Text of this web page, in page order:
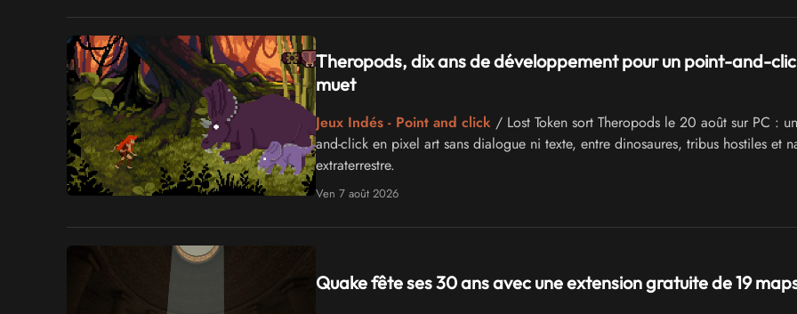
Theropods, dix ans de développement pour un point-and-
muet
Jeux Indés - Point and click/ Lost Token sort Theropods le 20 août sur PC :
and-click en pixel art sans dialogue ni texte, entre dinosaures, tribus hostiles et
extraterrestre.
Ven 7 août 2026
Quake fête ses 30 ans avec une extension gratuite de 19